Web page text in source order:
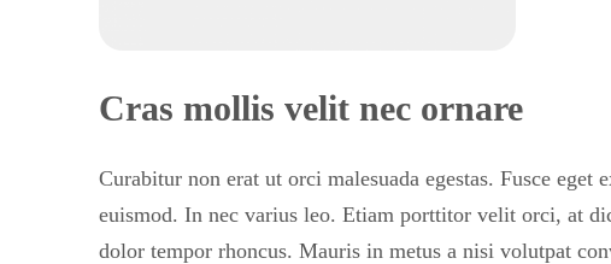
Cras mollis velit nec ornare
Curabitur non erat ut orci malesuada egestas. Fusce eget
euismod. In nec varius leo. Etiam porttitor velit orci, at
dolor tempor rhoncus. Mauris in metus a nisi volutpat